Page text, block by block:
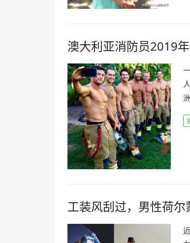
澳大利亚消防员2019
工装风刮过，男性荷尔